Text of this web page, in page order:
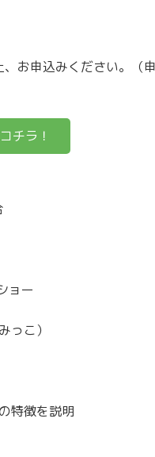
お申込みください。（
チラ！
ー
こ）
徴を説明